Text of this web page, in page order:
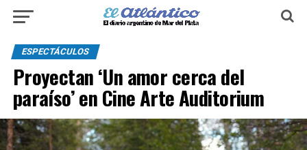
ESPECTÁCULOS
Proyectan ‘Un amor cerca del
paraíso’ en Cine Arte Auditorium